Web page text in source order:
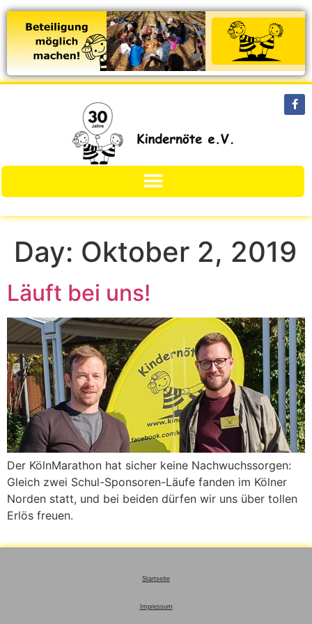
Day: Oktober 2, 2019
Läuft bei uns!
Der KölnMarathon hat sicher keine Nachwuchssorgen:
Gleich zwei Schul-Sponsoren-Läufe fanden im Kölner
Norden statt, und bei beiden dürfen wir uns über tollen
Erlös freuen.
Startseite
Impressum